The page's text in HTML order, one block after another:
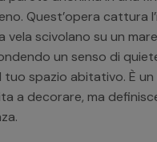
Quest’opera cattura
vela scivolano su un
un senso di
tuo spazio abitativo. È
a decorare, ma